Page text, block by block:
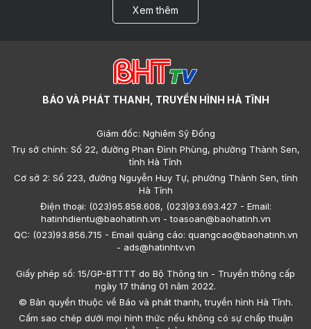
Xem thêm
BÁO VÀ PHÁT THANH, TRUYỀN HÌNH HÀ TĨNH
Giám đốc: Nghiêm Sỹ Đống
Trụ sở chính: Số 22, đường Phan Đình Phùng, phường Thành Sen,
tỉnh Hà Tĩnh
Cơ sở 2: Số 223, đường Nguyễn Huy Tự, phường Thành Sen, tỉnh
Hà Tĩnh
Điện thoại: (023)95.858.608, (023)93.693.427 - Email:
hatinhdientu@baohatinh.vn - toasoan@baohatinh.vn
QC: (023)93.856.715 - Email quảng cáo: quangcao@baohatinh.vn
- ads@hatinhtv.vn
Giấy phép số: 15/GP-BTTTT do Bộ Thông tin - Truyền thông cấp
ngày 17 tháng 01 năm 2022.
© Bản quyền thuộc về Báo và phát thanh, truyền hình Hà Tĩnh.
Cấm sao chép dưới mọi hình thức nếu không có sự chấp thuận